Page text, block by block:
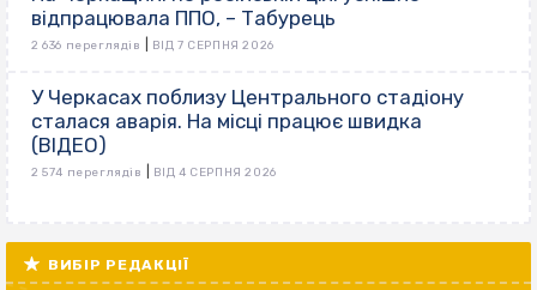
відпрацювала ППО, – Табурець
2 636 переглядів ВІД 7 СЕРПНЯ 2026
У Черкасах поблизу Центрального стадіону
сталася аварія. На місці працює швидка
(ВІДЕО)
2 574 переглядів ВІД 4 СЕРПНЯ 2026
ВИБІР РЕДАКЦІЇ